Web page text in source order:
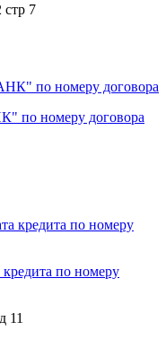
стр 7
по номеру договора
по номеру
11